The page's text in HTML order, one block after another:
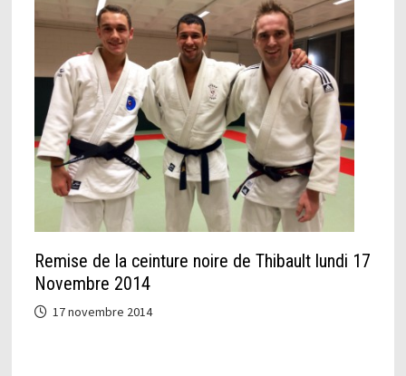
Remise de la ceinture noire de Thibault lundi 17
Novembre 2014
17 novembre 2014